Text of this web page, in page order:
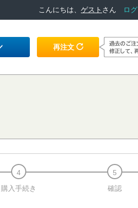
こんにちは、 ゲスト さん ロ
再注文
購入手続き 確認